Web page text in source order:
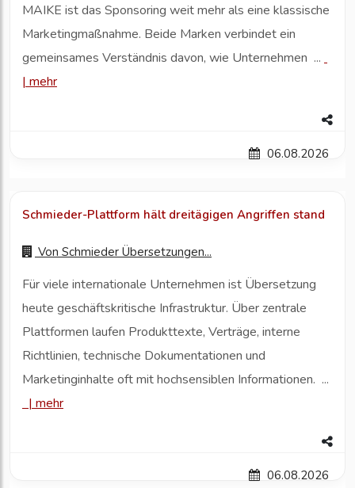
MAIKE ist das Sponsoring weit mehr als eine klassische
Marketingmaßnahme. Beide Marken verbindet ein
gemeinsames Verständnis davon, wie Unternehmen ...
| mehr
06.08.2026
Schmieder-Plattform hält dreitägigen Angriffen stand
Von Schmieder Übersetzungen...
Für viele internationale Unternehmen ist Übersetzung
heute geschäftskritische Infrastruktur. Über zentrale
Plattformen laufen Produkttexte, Verträge, interne
Richtlinien, technische Dokumentationen und
Marketinginhalte oft mit hochsensiblen Informationen. ...
| mehr
06.08.2026